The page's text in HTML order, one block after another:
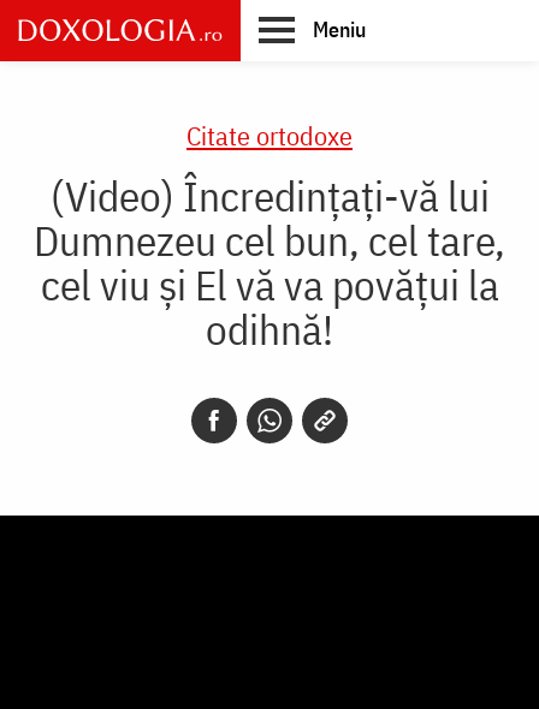
Skip
to
main
Meniu
Citate ortodoxe
(Video) Încredinţaţi-vă lui
Dumnezeu cel bun, cel tare,
cel viu şi El vă va povăţui la
odihnă!